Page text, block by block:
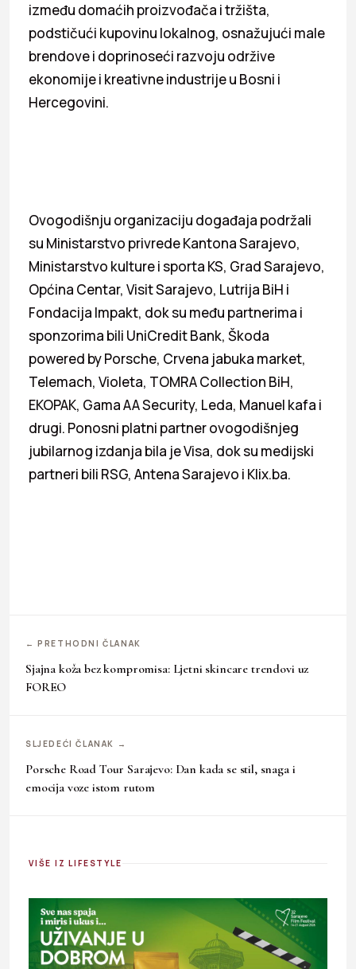
između domaćih proizvođača i tržišta,
podstičući kupovinu lokalnog, osnažujući male
brendove i doprinoseći razvoju održive
ekonomije i kreativne industrije u Bosni i
Hercegovini.
Ovogodišnju organizaciju događaja podržali
su Ministarstvo privrede Kantona Sarajevo,
Ministarstvo kulture i sporta KS, Grad Sarajevo,
Općina Centar, Visit Sarajevo, Lutrija BiH i
Fondacija Impakt, dok su među partnerima i
sponzorima bili UniCredit Bank, Škoda
powered by Porsche, Crvena jabuka market,
Telemach, Violeta, TOMRA Collection BiH,
EKOPAK, Gama AA Security, Leda, Manuel kafa i
drugi. Ponosni platni partner ovogodišnjeg
jubilarnog izdanja bila je Visa, dok su medijski
partneri bili RSG, Antena Sarajevo i Klix.ba.
← PRETHODNI ČLANAK
Sjajna koža bez kompromisa: Ljetni skincare trendovi uz
FOREO
SLJEDEĆI ČLANAK →
Porsche Road Tour Sarajevo: Dan kada se stil, snaga i
emocija voze istom rutom
VIŠE IZ LIFESTYLE